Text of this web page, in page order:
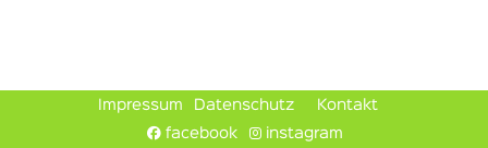
Impressum Datenschutz Kontakt
facebook instagram